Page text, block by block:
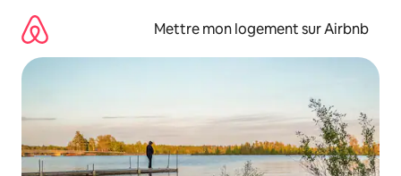
directement
contenu
Mettre mon logement sur Airbnb